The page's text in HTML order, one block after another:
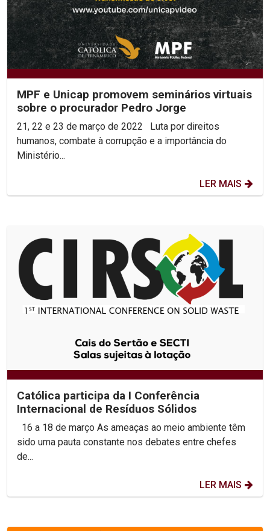
MPF e Unicap promovem seminários virtuais
sobre o procurador Pedro Jorge
21, 22 e 23 de março de 2022 Luta por direitos
humanos, combate à corrupção e a importância do
Ministério...
LER MAIS
Católica participa da I Conferência
Internacional de Resíduos Sólidos
sido uma pauta constante nos debates entre chefes
de...
LER MAIS